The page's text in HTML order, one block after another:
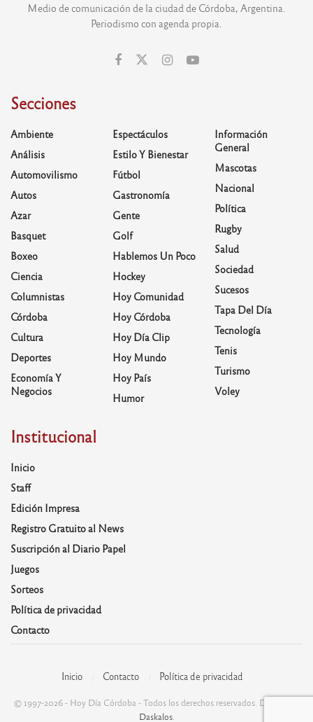
Medio de comunicación de la ciudad de Córdoba, Argentina.
Periodismo con agenda propia.
Secciones
Ambiente
Análisis
Automovilismo
Autos
Azar
Basquet
Boxeo
Ciencia
Columnistas
Córdoba
Cultura
Deportes
Economía Y
Negocios
Espectáculos
Estilo Y Bienestar
Fútbol
Gastronomía
Gente
Golf
Hablemos Un Poco
Hockey
Hoy Comunidad
Hoy Córdoba
Hoy Día Clip
Hoy Mundo
Hoy País
Humor
Información
General
Mascotas
Nacional
Política
Rugby
Salud
Sociedad
Sucesos
Tapa Del Día
Tecnología
Tenis
Turismo
Voley
Institucional
Inicio
Staff
Edición Impresa
Registro Gratuito al News
Suscripción al Diario Papel
Juegos
Sorteos
Política de privacidad
Contacto
Inicio Contacto Política de privacidad
© 1997-2026 - Hoy Día Córdoba - Todos los derechos reservados. Desarrolla:
Daskalos.